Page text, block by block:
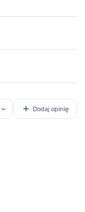
Dodaj opinię